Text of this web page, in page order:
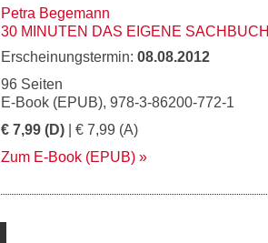
Petra Begemann
30 MINUTEN DAS EIGENE SACHBUCH
Erscheinungstermin: 08.08.2012
96 Seiten
E-Book (EPUB), 978-3-86200-772-1
€ 7,99 (D) | € 7,99 (A)
Zum E-Book (EPUB)